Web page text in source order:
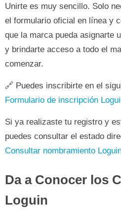
Unirte es muy sencillo. Solo
el formulario oficial en línea y
que la marca pueda asignarte
y brindarte acceso a todo el
comenzar.
🔗 Puedes inscribirte en el
Formulario de inscripción
Si ya realizaste tu registro y
puedes consultar el estado
Consultar nombramiento
Da a Conocer los
Loguin